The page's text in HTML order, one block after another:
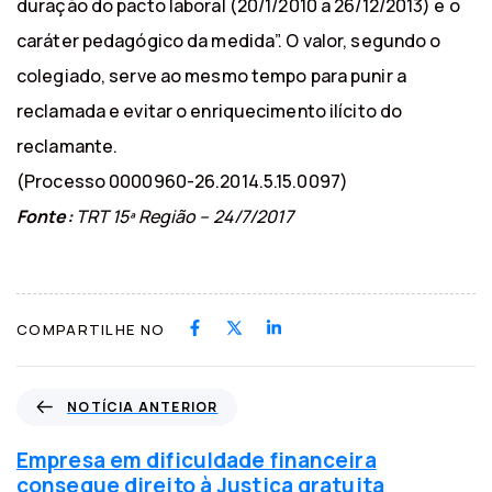
duração do pacto laboral (20/1/2010 a 26/12/2013) e o
caráter pedagógico da medida”. O valor, segundo o
colegiado, serve ao mesmo tempo para punir a
reclamada e evitar o enriquecimento ilícito do
reclamante.
(Processo 0000960-26.2014.5.15.0097)
Fonte:TRT 15ª Região – 24/7/2017
COMPARTILHE NO
t
í
NOTÍCIA ANTERIOR
Empresa em dificuldade financeira
consegue direito à Justiça gratuita